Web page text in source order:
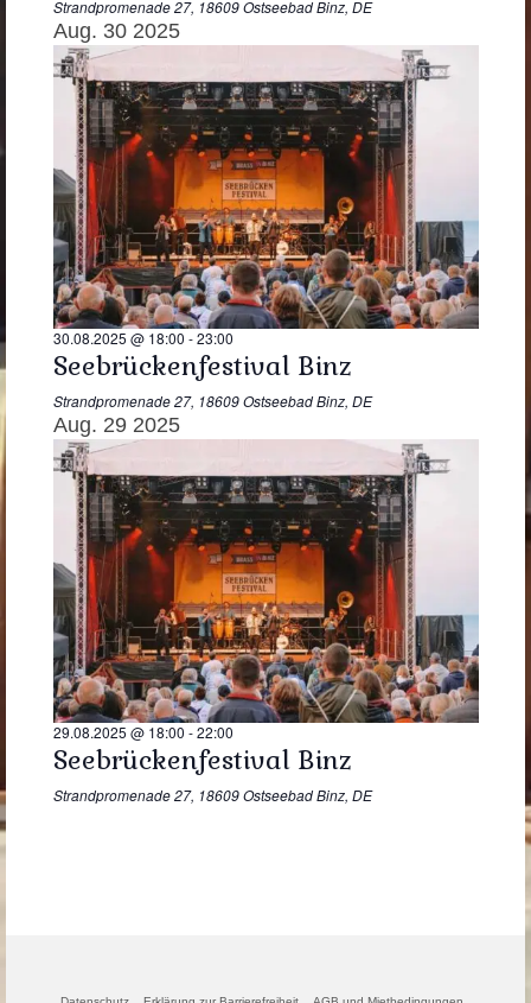
Strandpromenade 27, 18609 Ostseebad Binz, DE
Aug. 30 2025
30.08.2025 @ 18:00 -23:00
Seebrückenfestival Binz
Strandpromenade 27, 18609 Ostseebad Binz, DE
Aug. 29 2025
29.08.2025 @ 18:00 -22:00
Seebrückenfestival Binz
Strandpromenade 27, 18609 Ostseebad Binz, DE